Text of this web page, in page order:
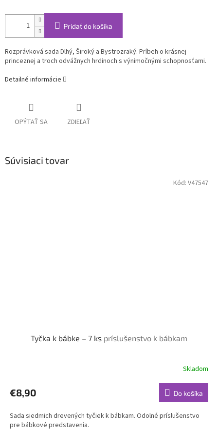
Pridať do košíka
Rozprávková sada Dlhý, Široký a Bystrozraký. Príbeh o krásnej
princeznej a troch odvážnych hrdinoch s výnimočnými schopnosťami.
Detailné informácie
OPÝTAŤ SA ZDIEĽAŤ
Súvisiaci tovar
Tyčka k bábke – 7 ks príslušenstvo k bábkam
Skladom
€8,90 Do košíka
Sada siedmich drevených tyčiek k bábkam. Odolné príslušenstvo
pre bábkové predstavenia.
Kód: V47547